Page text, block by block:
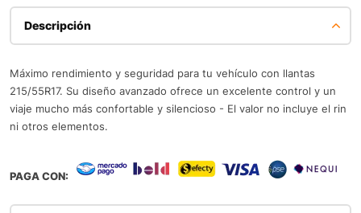
Descripción
Máximo rendimiento y seguridad para tu vehículo con llantas
215/55R17. Su diseño avanzado ofrece un excelente control y un
viaje mucho más confortable y silencioso - El valor no incluye el rin
ni otros elementos.
PAGA CON: